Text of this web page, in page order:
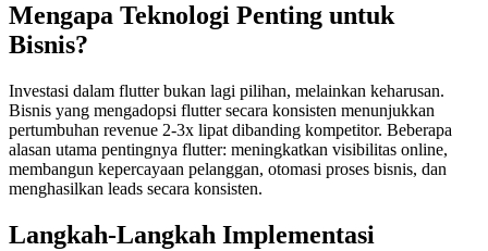
Mengapa Teknologi Penting untuk
Bisnis?
Investasi dalam flutter bukan lagi pilihan, melainkan keharusan.
Bisnis yang mengadopsi flutter secara konsisten menunjukkan
pertumbuhan revenue 2-3x lipat dibanding kompetitor. Beberapa
alasan utama pentingnya flutter: meningkatkan visibilitas online,
membangun kepercayaan pelanggan, otomasi proses bisnis, dan
menghasilkan leads secara konsisten.
Langkah-Langkah Implementasi